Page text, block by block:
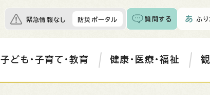
緊急情報なし 防災ポータル 質問する ふ
子ども・子育て・教育 健康・医療・福祉